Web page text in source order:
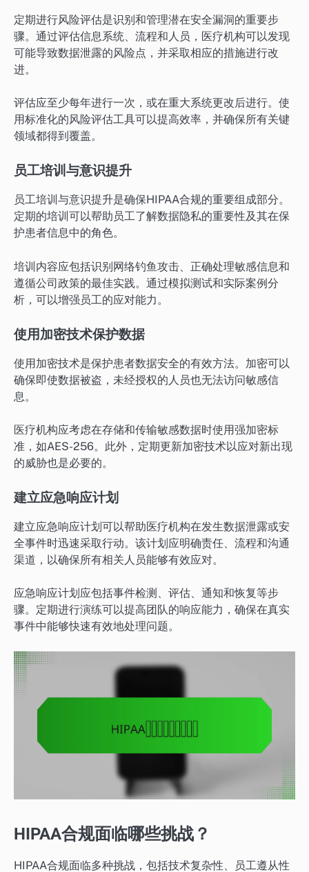
定期进行风险评估是识别和管理潜在安全漏洞的重要步
骤。通过评估信息系统、流程和人员，医疗机构可以发现
可能导致数据泄露的风险点，并采取相应的措施进行改
进。
评估应至少每年进行一次，或在重大系统更改后进行。使
用标准化的风险评估工具可以提高效率，并确保所有关键
领域都得到覆盖。
员工培训与意识提升
员工培训与意识提升是确保HIPAA合规的重要组成部分。
定期的培训可以帮助员工了解数据隐私的重要性及其在保
护患者信息中的角色。
培训内容应包括识别网络钓鱼攻击、正确处理敏感信息和
遵循公司政策的最佳实践。通过模拟测试和实际案例分
析，可以增强员工的应对能力。
使用加密技术保护数据
使用加密技术是保护患者数据安全的有效方法。加密可以
确保即使数据被盗，未经授权的人员也无法访问敏感信
息。
医疗机构应考虑在存储和传输敏感数据时使用强加密标
准，如AES-256。此外，定期更新加密技术以应对新出现
的威胁也是必要的。
建立应急响应计划
建立应急响应计划可以帮助医疗机构在发生数据泄露或安
全事件时迅速采取行动。该计划应明确责任、流程和沟通
渠道，以确保所有相关人员能够有效应对。
应急响应计划应包括事件检测、评估、通知和恢复等步
骤。定期进行演练可以提高团队的响应能力，确保在真实
事件中能够快速有效地处理问题。
HIPAA合规面临哪些挑战？
HIPAA合规面临多种挑战，包括技术复杂性、员工遵从性